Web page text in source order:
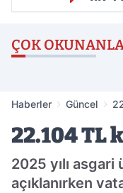
ÇOK
Haberler Güncel
22.104 TL
2025 yılı
açıklanırken